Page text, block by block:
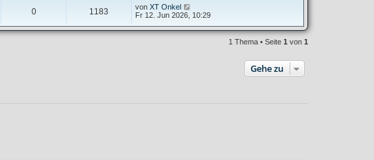
0 1183 von XT Onkel
Fr 12. Jun 2026, 10:29
1 Thema • Seite 1 von 1
Gehe zu